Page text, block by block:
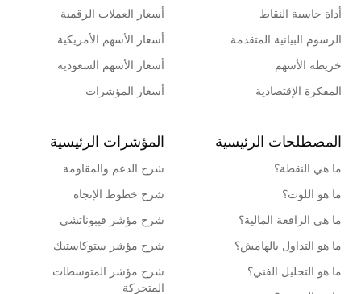
أداة حاسبة النقاط
الرسوم البيانية المتقدمة
خريطة الأسهم
المفكرة الإقتصادية
أسعار العملات الرقمية
أسعار الأسهم الأمريكية
أسعار الأسهم السعودية
أسعار المؤشرات
المصطلحات الرئيسية
ما هي النقطة؟
ما هو اللوت؟
ما هي الرافعة المالية؟
ما هو التداول بالهامش؟
ما هو التحليل الفني؟
المؤشرات الرئيسية
شرح الدعم والمقاومة
شرح خطوط الإتجاه
شرح مؤشر فيبوناتشي
شرح مؤشر ستوكاستيك
شرح مؤشر المتوسطات
المتحركة